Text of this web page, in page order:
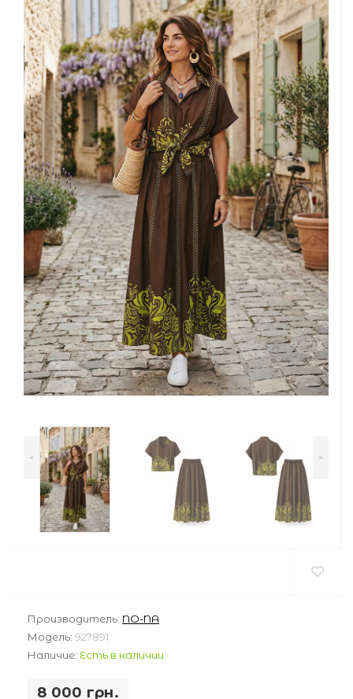
< >
Производитель: NO-NA
Модель: 927891
Наличие: Есть в наличии
8 000 грн.